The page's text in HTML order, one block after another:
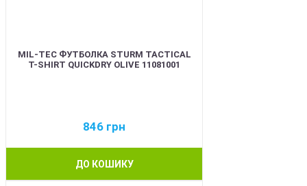
MIL-TEC ФУТБОЛКА STURM TACTICAL
T-SHIRT QUICKDRY OLIVE 11081001
846 грн
ДО КОШИКУ